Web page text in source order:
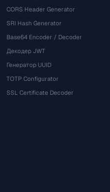
CORS Header Generator
SRI Hash Generator
Base64 Encoder / Decoder
Декодер JWT
Генератор UUID
TOTP Configurator
SSL Certificate Decoder